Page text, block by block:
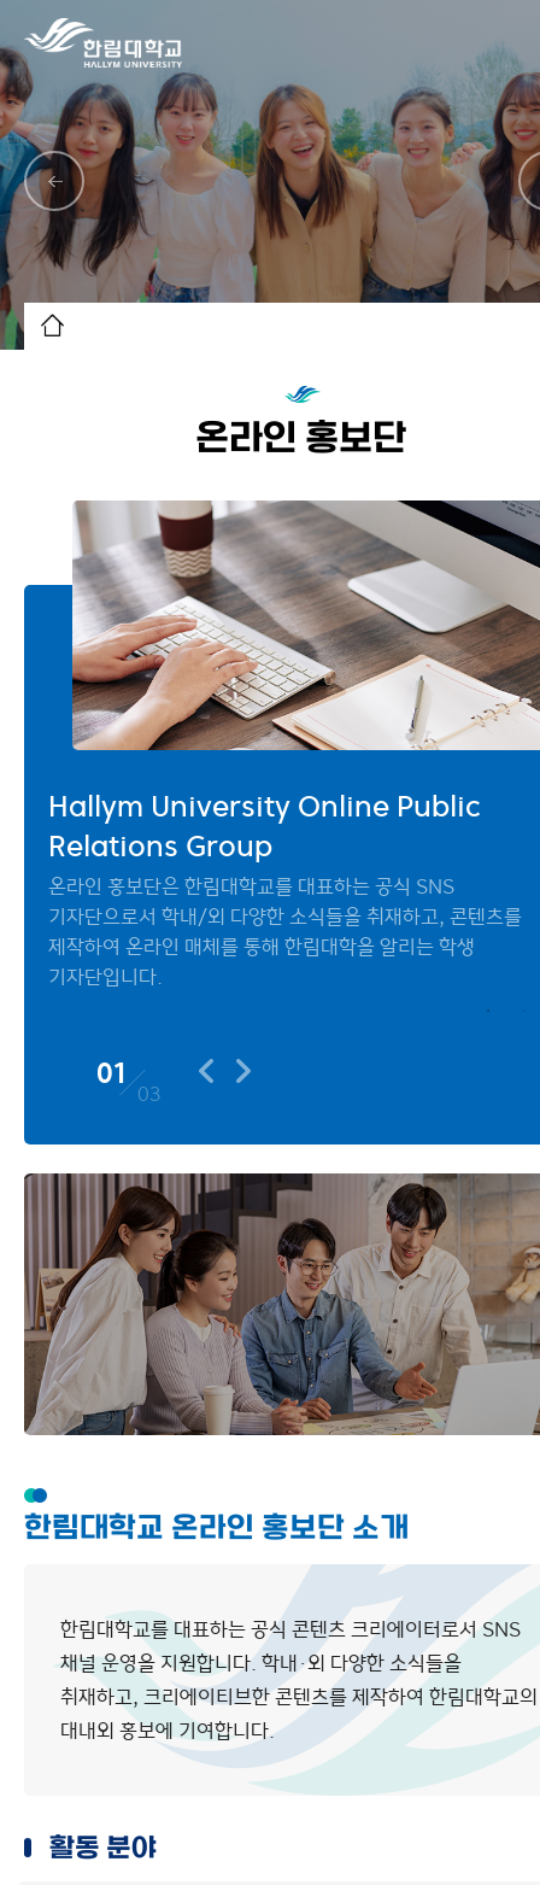
온라인 홍보단
Hallym University Online Public
Relations Group
온라인 홍보단은 한림대학교를 대표하는 공식 SNS
기자단으로서 학내/외 다양한 소식들을 취재하고, 콘텐츠를
제작하여 온라인 매체를 통해 한림대학을 알리는 학생
기자단입니다.
Hallym University Online Public
Relations Group
온라인 홍보단은 한림대학교를 대표하는 공식 SNS
기자단으로서 학내/외 다양한 소식들을 취재하고, 콘텐츠를
제작하여 온라인 매체를 통해 한림대학을 알리는 학생
기자단입니다.
Hallym University Online Public
Relations Group
온라인 홍보단은 한림대학교를 대표하는 공식 SNS
기자단으로서 학내/외 다양한 소식들을 취재하고, 콘텐츠를
제작하여 온라인 매체를 통해 한림대학을 알리는 학생
기자단입니다.
01
03
한림대학교 온라인 홍보단 소개
한림대학교를 대표하는 공식 콘텐츠 크리에이터로서 SNS
채널 운영을 지원합니다. 학내·외 다양한 소식들을
취재하고, 크리에이티브한 콘텐츠를 제작하여 한림대학교의
대내외 홍보에 기여합니다.
활동 분야